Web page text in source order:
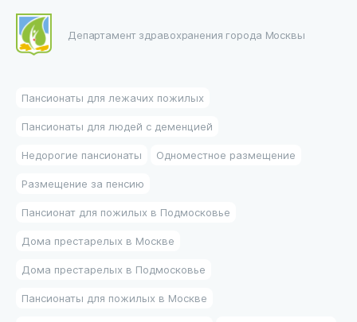
Департамент здравохранения города Москвы
Пансионаты для лежачих пожилых
Пансионаты для людей с деменцией
Недорогие пансионаты Одноместное размещение
Размещение за пенсию
Пансионат для пожилых в Подмосковье
Дома престарелых в Москве
Дома престарелых в Подмосковье
Пансионаты для пожилых в Москве